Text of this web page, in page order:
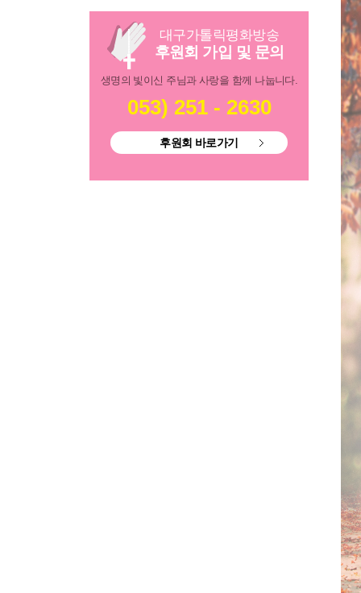
대구가톨릭평화방송
후원회 가입 및 문의
생명의 빛이신 주님과 사랑을 함께 나눕니다.
053) 251 - 2630
후원회 바로가기